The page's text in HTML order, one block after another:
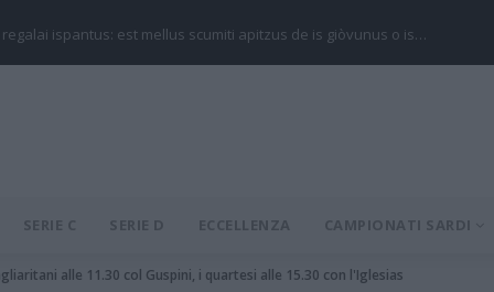
regalai ispantus: est mellus scumiti apitzus de is giòvunus o is…
SERIE C SERIE D ECCELLENZA CAMPIONATI SARDI
alle 11.30 col Guspini, i quartesi alle 15.30 con l'Iglesias